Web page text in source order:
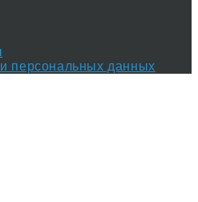
персональных данных